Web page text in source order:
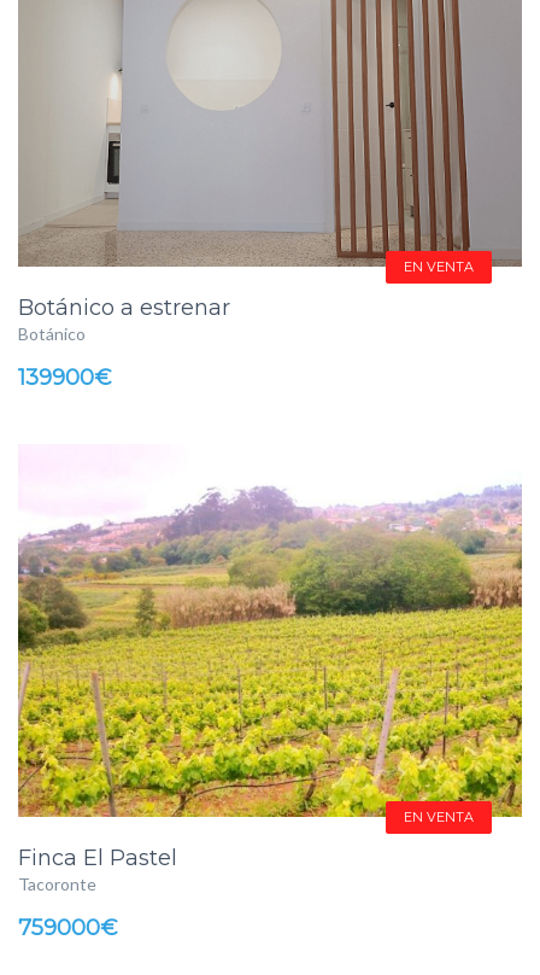
EN VENTA
Botánico a estrenar
Botánico
139900€
EN VENTA
Finca El Pastel
Tacoronte
759000€